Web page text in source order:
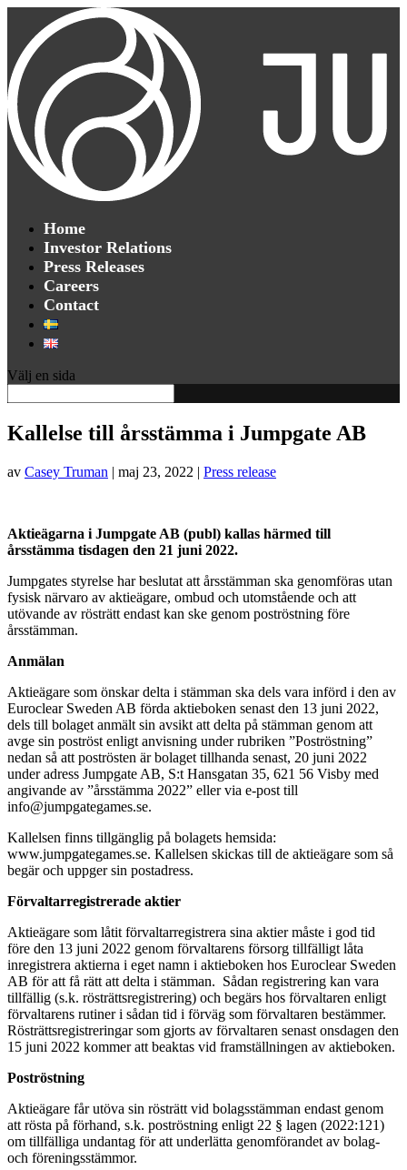
Home
Investor Relations
Press Releases
Careers
Contact
Välj en sida
Kallelse till årsstämma i Jumpgate AB
av Casey Truman | maj 23, 2022 | Press release
Aktieägarna i Jumpgate AB (publ) kallas härmed till
årsstämma tisdagen den 21 juni 2022.
Jumpgates styrelse har beslutat att årsstämman ska genomföras utan
fysisk närvaro av aktieägare, ombud och utomstående och att
utövande av rösträtt endast kan ske genom poströstning före
årsstämman.
Anmälan
Aktieägare som önskar delta i stämman ska dels vara införd i den av
Euroclear Sweden AB förda aktieboken senast den 13 juni 2022,
dels till bolaget anmält sin avsikt att delta på stämman genom att
avge sin poströst enligt anvisning under rubriken ”Poströstning”
nedan så att poströsten är bolaget tillhanda senast, 20 juni 2022
under adress Jumpgate AB, S:t Hansgatan 35, 621 56 Visby med
angivande av ”årsstämma 2022” eller via e-post till
info@jumpgategames.se.
Kallelsen finns tillgänglig på bolagets hemsida:
www.jumpgategames.se. Kallelsen skickas till de aktieägare som så
begär och uppger sin postadress.
Förvaltarregistrerade aktier
Aktieägare som låtit förvaltarregistrera sina aktier måste i god tid
före den 13 juni 2022 genom förvaltarens försorg tillfälligt låta
inregistrera aktierna i eget namn i aktieboken hos Euroclear Sweden
AB för att få rätt att delta i stämman. Sådan registrering kan vara
tillfällig (s.k. rösträttsregistrering) och begärs hos förvaltaren enligt
förvaltarens rutiner i sådan tid i förväg som förvaltaren bestämmer.
Rösträttsregistreringar som gjorts av förvaltaren senast onsdagen den
15 juni 2022 kommer att beaktas vid framställningen av aktieboken.
Poströstning
Aktieägare får utöva sin rösträtt vid bolagsstämman endast genom
att rösta på förhand, s.k. poströstning enligt 22 § lagen (2022:121)
om tillfälliga undantag för att underlätta genomförandet av bolag-
och föreningsstämmor.